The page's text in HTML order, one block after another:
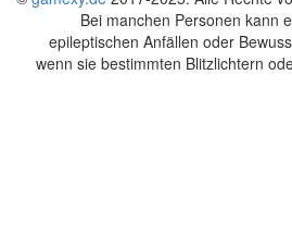
Bei manchen Personen kann
epileptischen Anfällen oder
wenn sie bestimmten Blitzlichtern